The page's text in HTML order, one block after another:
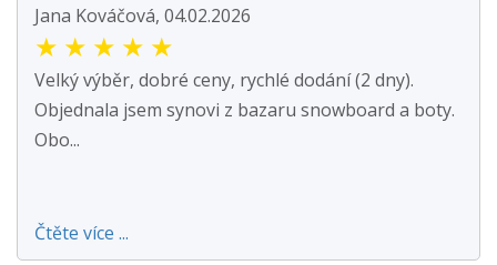
Jana Kováčová, 04.02.2026
★ ★ ★ ★ ★
Velký výběr, dobré ceny, rychlé dodání (2 dny).
Objednala jsem synovi z bazaru snowboard a boty.
Obo...
Čtěte více ...